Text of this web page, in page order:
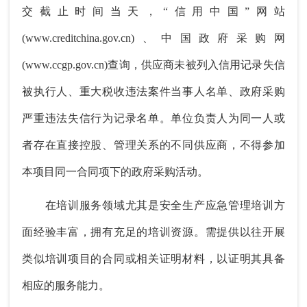
交截止时间当天，“信用中国”网站
(www.creditchina.gov.cn)、中国政府采购网
(www.ccgp.gov.cn)查询，供应商未被列入信用记录失信
被执行人、重大税收违法案件当事人名单、政府采购
严重违法失信行为记录名单。单位负责人为同一人或
者存在直接控股、管理关系的不同供应商，不得参加
本项目同一合同项下的政府采购活动。
在培训服务领域尤其是安全生产应急管理培训方
面经验丰富，拥有充足的培训资源。需提供以往开展
类似培训项目的合同或相关证明材料，以证明其具备
相应的服务能力。